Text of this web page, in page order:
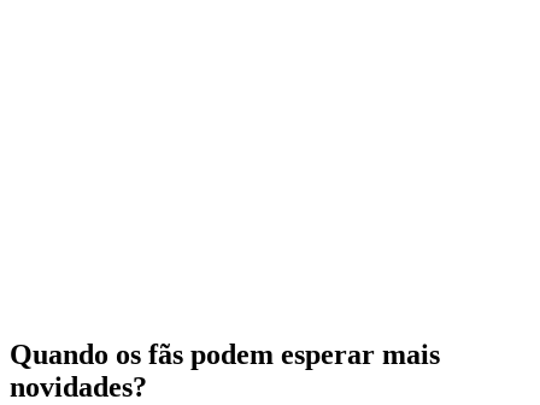
Quando os fãs podem esperar mais
novidades?